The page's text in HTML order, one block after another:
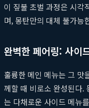
이 짚불 초벌 과정은 시각
며, 몽탄만의 대체 불가능
완벽한 페어링: 사이
훌륭한 메인 메뉴는 그 맛
께할 때 비로소 완성된다.
는 다채로운 사이드 메뉴